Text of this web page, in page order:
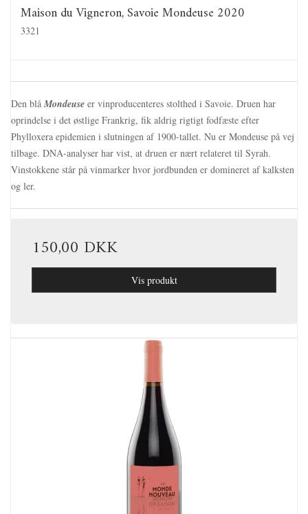
Maison du Vigneron, Savoie Mondeuse 2020
3321
Den blåMondeuse er vinproducenteres stolthed i Savoie. Druen har
oprindelse i det østlige Frankrig, fik aldrig rigtigt fodfæste efter
Phylloxera epidemien i slutningen af 1900-tallet. Nu er Mondeuse på vej
tilbage. DNA-analyser har vist, at druen er nært relateret til Syrah.
Vinstokkene står på vinmarker hvor jordbunden er domineret af kalksten
og ler.
150,00 DKK
Vis produkt